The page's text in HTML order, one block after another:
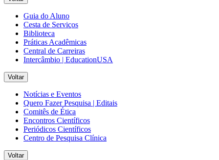
Guia do Aluno
Cesta de Serviços
Biblioteca
Práticas Acadêmicas
Central de Carreiras
Intercâmbio | EducationUSA
Voltar
Notícias e Eventos
Quero Fazer Pesquisa | Editais
Comitês de Ética
Encontros Científicos
Periódicos Científicos
Centro de Pesquisa Clínica
Voltar